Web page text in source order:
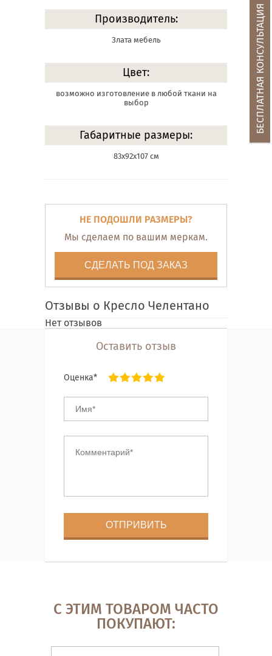
Производитель:
Злата мебель
Цвет:
возможно изготовление в любой ткани на
выбор
Габаритные размеры:
83х92х107 см
НЕ ПОДОШЛИ РАЗМЕРЫ?
Мы сделаем по вашим меркам.
СДЕЛАТЬ ПОД ЗАКАЗ
Отзывы о Кресло Челентано
Нет отзывов
Оставить отзыв
Оценка*
С ЭТИМ ТОВАРОМ ЧАСТО
ПОКУПАЮТ:
БЕСПЛАТНАЯ КОНСУЛЬТАЦИЯ